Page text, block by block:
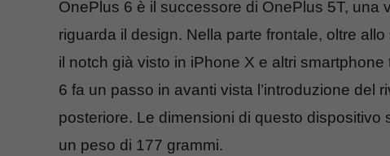
OnePlus 6 è il successore di OnePlus 5T, una
riguarda il design. Nella parte frontale, oltre
il notch già visto in iPhone X e altri
6 fa un passo in avanti vista l’introduzione del
posteriore. Le dimensioni di questo
un peso di 177 grammi.